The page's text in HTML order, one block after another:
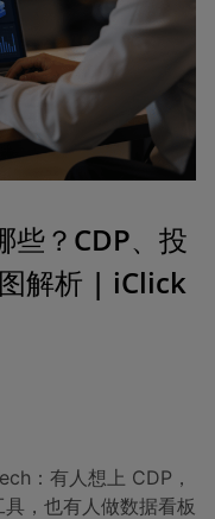
些？CDP、投
解析 | iClick
：有人想上 CDP，
，也有人做数据看板